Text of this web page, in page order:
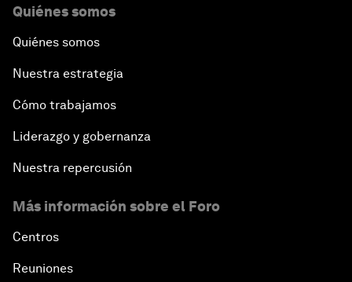
Quiénes somos
Quiénes somos
Nuestra estrategia
Cómo trabajamos
Liderazgo y gobernanza
Nuestra repercusión
Más información sobre el Foro
Centros
Reuniones